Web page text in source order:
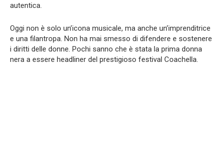
autentica.
Oggi non è solo un’icona musicale, ma anche un’imprenditrice
e una filantropa. Non ha mai smesso di difendere e sostenere
i diritti delle donne. Pochi sanno che è stata la prima donna
nera a essere headliner del prestigioso festival Coachella.